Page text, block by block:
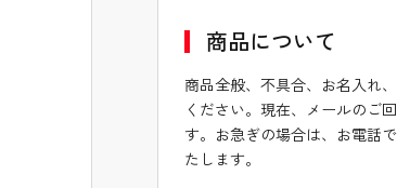
商品について
商品全般、不具合、お名入れ
ください。現在、メールのご
す。お急ぎの場合は、お電話
たします。